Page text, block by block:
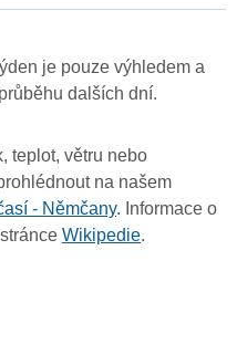
je pouze výhledem a
dalších dní.
teplot, větru nebo
na našem
- Němčany. Informace o
Wikipedie.